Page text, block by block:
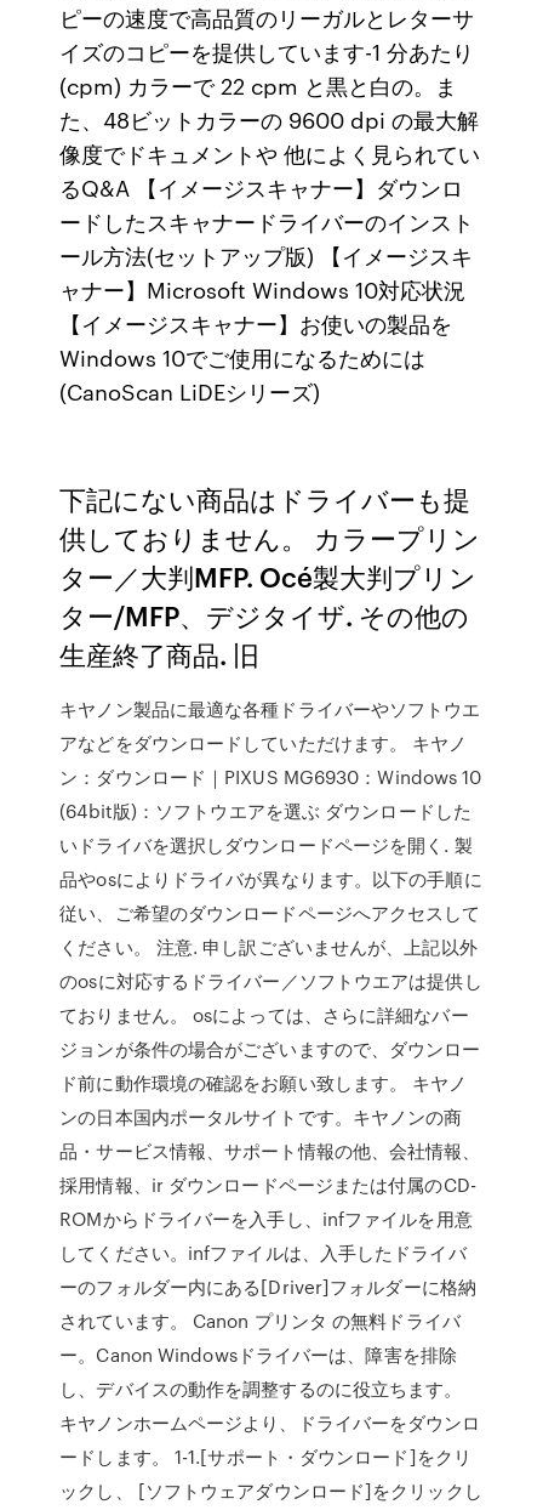
ピーの速度で高品質のリーガルとレターサ
イズのコピーを提供しています-1 分あたり
(cpm) カラーで 22 cpm と黒と白の。ま
た、48ビットカラーの 9600 dpi の最大解
像度でドキュメントや 他によく見られてい
るQ&A 【イメージスキャナー】ダウンロ
ードしたスキャナードライバーのインスト
ール方法(セットアップ版) 【イメージスキ
ャナー】Microsoft Windows 10対応状況
【イメージスキャナー】お使いの製品を
Windows 10でご使用になるためには
(CanoScan LiDEシリーズ)
下記にない商品はドライバーも提
供しておりません。 カラープリン
ター／大判MFP. Océ製大判プリン
ター/MFP、デジタイザ. その他の
生産終了商品. 旧
キヤノン製品に最適な各種ドライバーやソフトウエ
アなどをダウンロードしていただけます。 キヤノ
ン：ダウンロード｜PIXUS MG6930：Windows 10
(64bit版)：ソフトウエアを選ぶ ダウンロードした
いドライバを選択しダウンロードページを開く. 製
品やosによりドライバが異なります。以下の手順に
従い、ご希望のダウンロードページへアクセスして
ください。 注意. 申し訳ございませんが、上記以外
のosに対応するドライバー／ソフトウエアは提供し
ておりません。 osによっては、さらに詳細なバー
ジョンが条件の場合がございますので、ダウンロー
ド前に動作環境の確認をお願い致します。 キヤノ
ンの日本国内ポータルサイトです。キヤノンの商
品・サービス情報、サポート情報の他、会社情報、
採用情報、ir ダウンロードページまたは付属のCD-
ROMからドライバーを入手し、infファイルを用意
してください。infファイルは、入手したドライバ
ーのフォルダー内にある[Driver]フォルダーに格納
されています。 Canon プリンタ の無料ドライバ
ー。Canon Windowsドライバーは、障害を排除
し、デバイスの動作を調整するのに役立ちます。
キヤノンホームページより、ドライバーをダウンロ
ードします。 1-1.[サポート・ダウンロード]をクリ
ックし、 [ソフトウェアダウンロード]をクリックし